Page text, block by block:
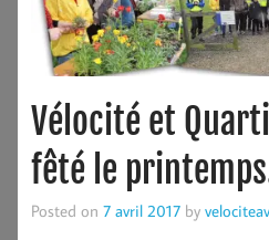
Vélocité et
fêté le
Posted on 7 avril 2017 by